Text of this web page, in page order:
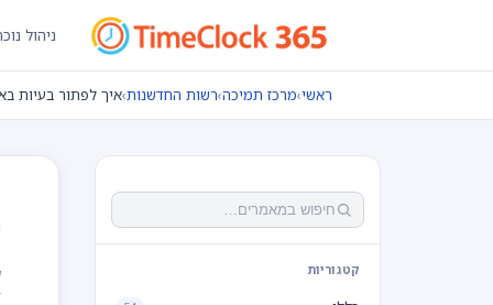
ניהול
ראשי›מרכז תמיכה›רשות החדשנות›איך לפתור בעיות
קטגוריות